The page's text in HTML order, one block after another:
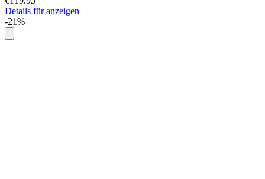
Details für anzeigen
-21%